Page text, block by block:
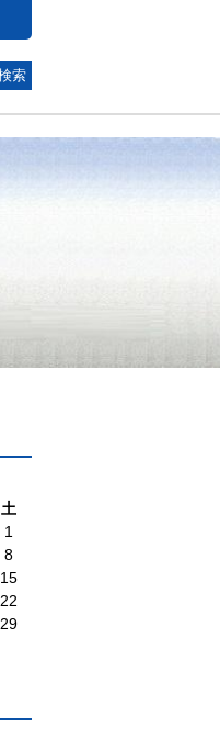
土
1
8
15
22
29